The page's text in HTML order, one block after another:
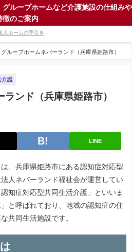
ループホームなど介護施設の仕組みや
徴のご案内
グループホームネバーランド（兵庫県姫路市）
介護
ンド（兵庫県姫路市）
LINE
、兵庫県姫路市にある認知症対応型
人ネバーランド福祉会が運営してい
知症対応型共同生活介護」といいま
と呼ばれており、地域の認知症の住
共同生活施設です。